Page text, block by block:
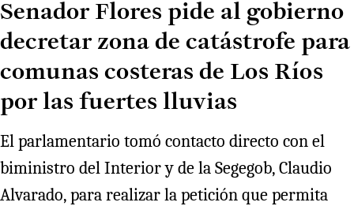
Senador Flores pide al gobierno
decretar zona de catástrofe para
comunas costeras de Los Ríos
por las fuertes lluvias
El parlamentario tomó contacto directo con el
biministro del Interior y de la Segegob, Claudio
Alvarado, para realizar la petición que permita